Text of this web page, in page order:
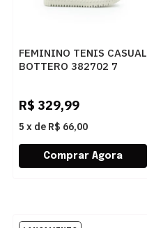
FEMININO TENIS CASUAL
BOTTERO 382702 7
R$ 329,99
5 x de R$ 66,00